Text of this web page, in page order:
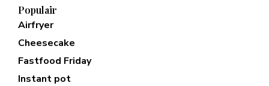
Populair
Airfryer
Cheesecake
Fastfood Friday
Instant pot